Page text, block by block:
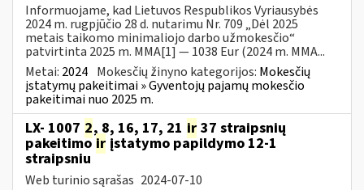
Informuojame, kad Lietuvos Respublikos Vyriausybės
2024 m. rugpjūčio 28 d. nutarimu Nr. 709 „Dėl 2025
metais taikomo minimaliojo darbo užmokesčio“
patvirtinta 2025 m. MMA[1] — 1038 Eur (2024 m. MMA...
Metai: 2024 Mokesčių žinyno kategorijos: Mokesčių
įstatymų pakeitimai » Gyventojų pajamų mokesčio
pakeitimai nuo 2025 m.
LX- 1007 2, 8, 16, 17, 21 ir 37 straipsnių
pakeitimo ir įstatymo papildymo 12-1
straipsniu
Web turinio sąrašas 2024-07-10